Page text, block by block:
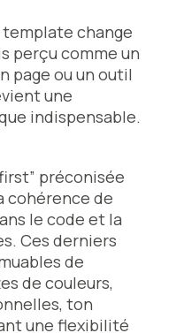
template change
perçu comme un
page ou un outil
une
indispensable.
préconisée
cohérence de
le code et la
Ces derniers
de
de couleurs,
ton
une flexibilité